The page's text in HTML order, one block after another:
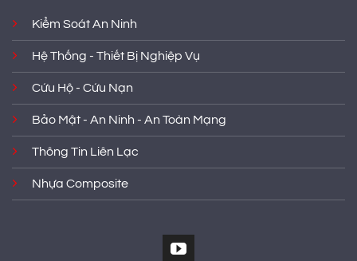
Kiểm Soát An Ninh
Hệ Thống - Thiết Bị Nghiệp Vụ
Cứu Hộ - Cứu Nạn
Bảo Mật - An Ninh - An Toàn Mạng
Thông Tin Liên Lạc
Nhựa Composite